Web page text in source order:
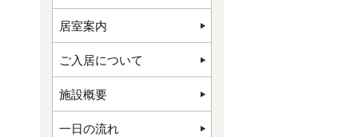
居室案内
ご入居について
施設概要
一日の流れ